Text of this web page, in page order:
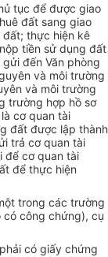
tục để được giao
đất sang giao
thực hiện kê
tiền sử dụng đất
đến Văn phòng
và môi trường
và môi trường
trường hợp hồ sơ
cơ quan tài
đất được lập thành
trả cơ quan tài
để cơ quan tài
để thực hiện
trong các trường
có công chứng), cụ
có giấy chứng